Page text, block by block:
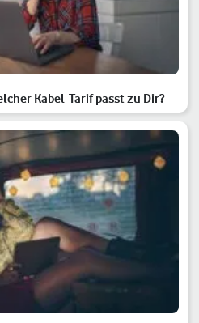
Kabel-Tarif passt zu Dir?